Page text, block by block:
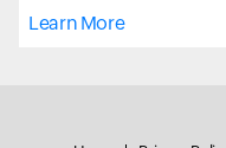
Learn More